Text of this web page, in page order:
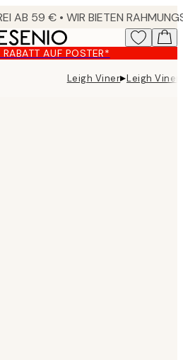
AUF POSTER*
Leigh Viner▸Leigh Viner